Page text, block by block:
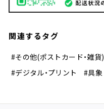
関連するタグ
#その他(ポストカード・雑貨)
#デジタル・プリント
#具象